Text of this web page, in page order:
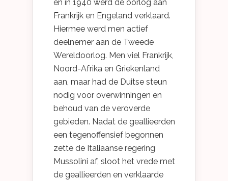
en in 1940 werd de oorlog aan
Frankrijk en Engeland verklaard.
Hiermee werd men actief
deelnemer aan de Tweede
Wereldoorlog. Men viel Frankrijk,
Noord-Afrika en Griekenland
aan, maar had de Duitse steun
nodig voor overwinningen en
behoud van de veroverde
gebieden. Nadat de geallieerden
een tegenoffensief begonnen
zette de Italiaanse regering
Mussolini af, sloot het vrede met
de geallieerden en verklaarde